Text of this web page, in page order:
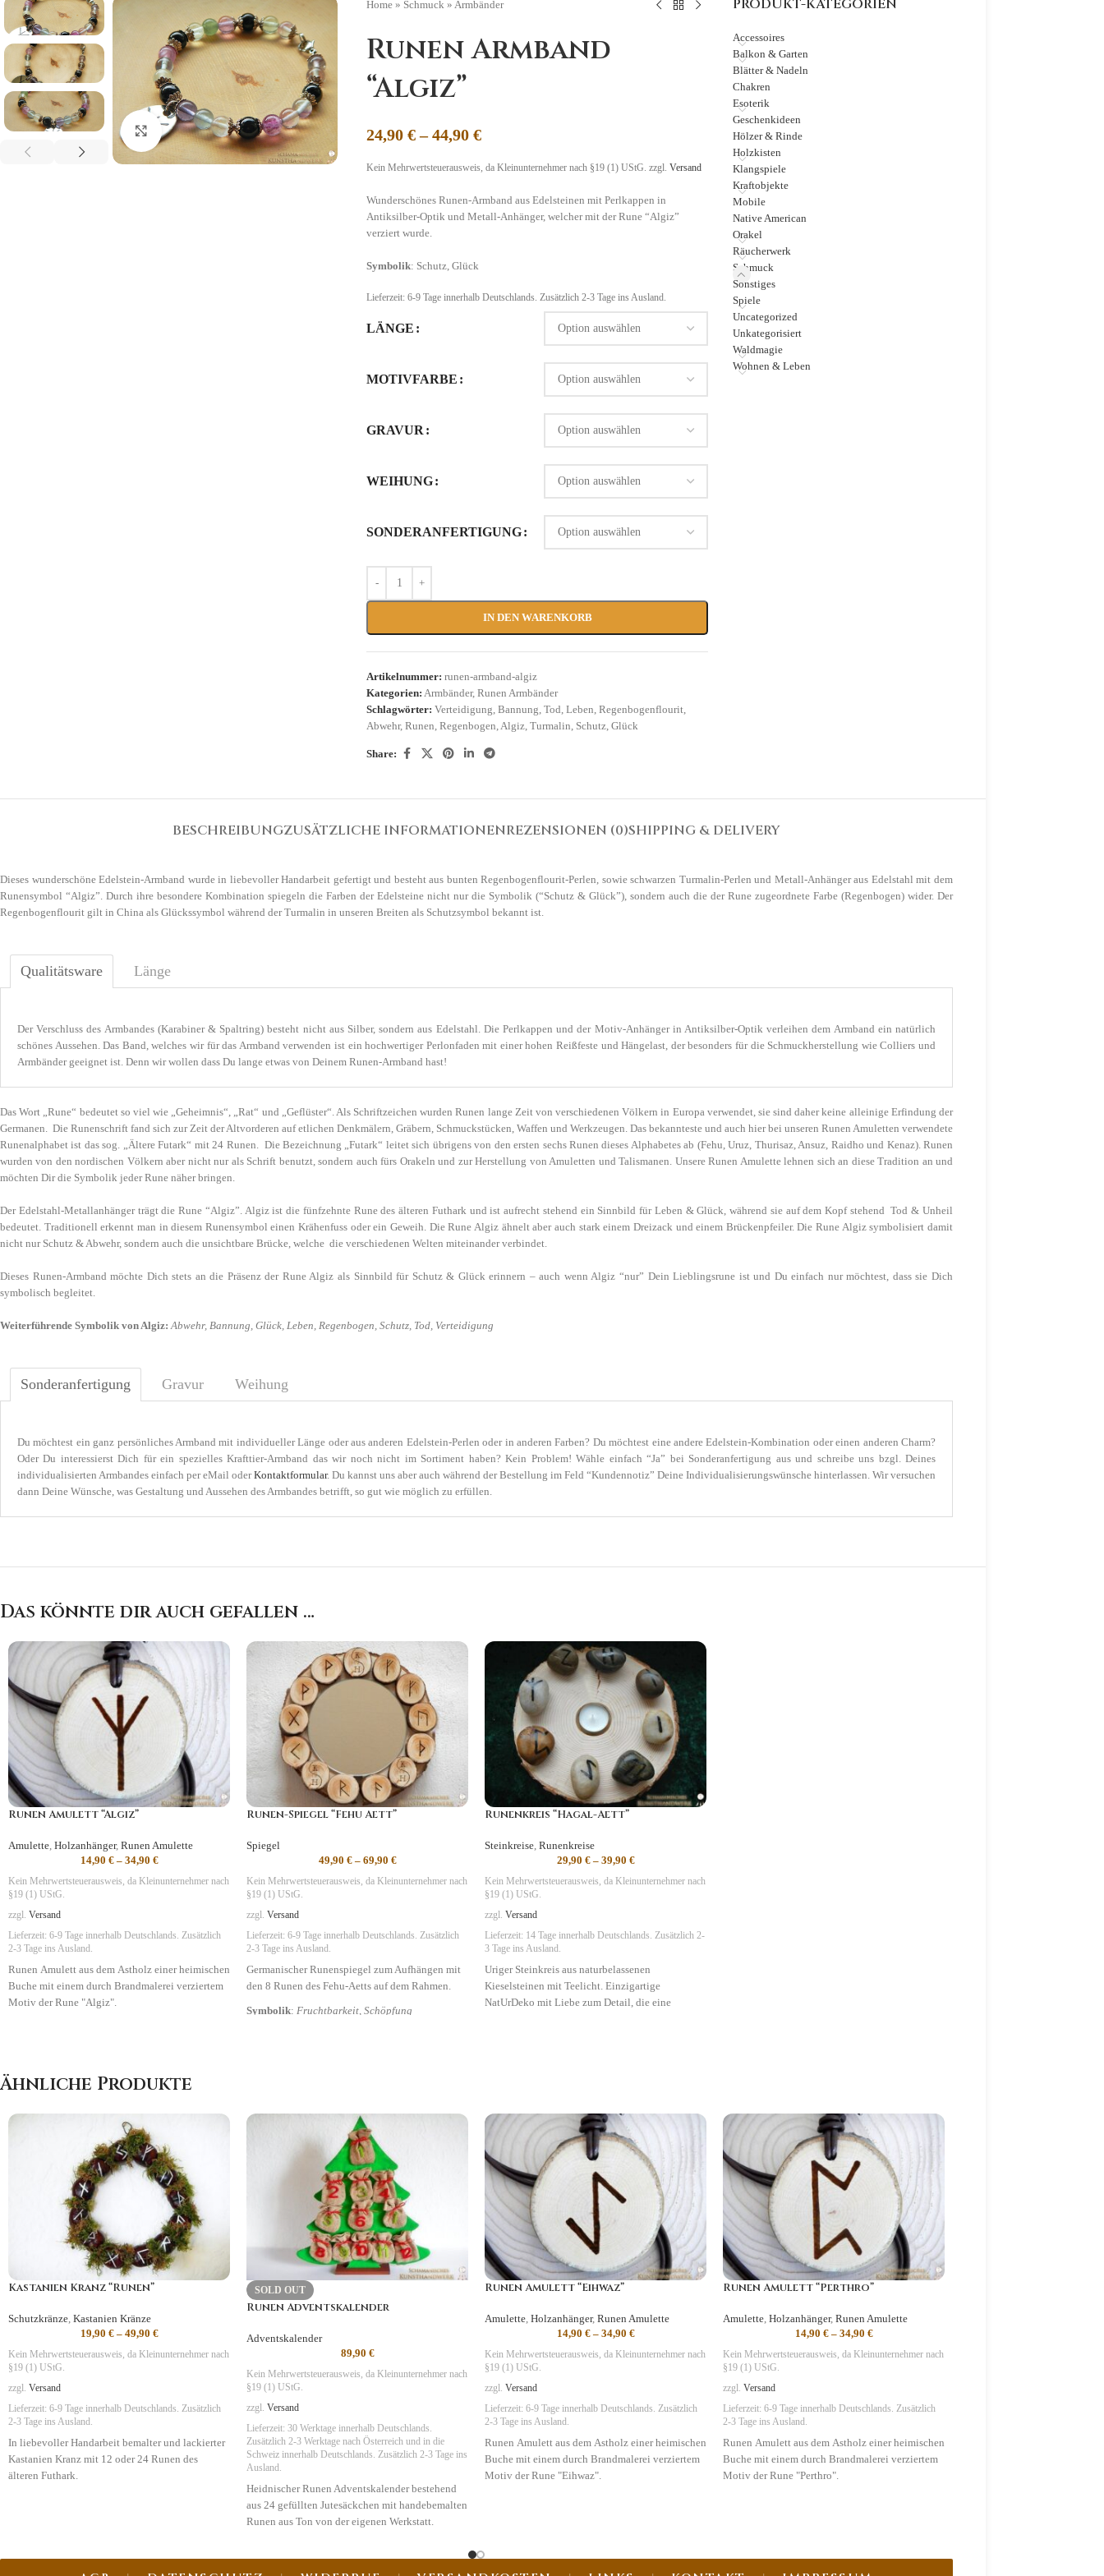
Click to enlarge
Home » Schmuck »Armbänder
Runen Armband
“Algiz”
24,90€–44,90€
Kein Mehrwertsteuerausweis, da Kleinunternehmer nach §19 (1) UStG. zzgl.Versand
Wunderschönes Runen-Armband aus Edelsteinen mit Perlkappen in
Antiksilber-Optik und Metall-Anhänger, welcher mit der Rune “Algiz”
verziert wurde.
Symbolik: Schutz, Glück
Lieferzeit:6-9 Tage innerhalb Deutschlands. Zusätzlich 2-3 Tage ins Ausland.
LÄNGE
MOTIVFARBE
GRAVUR
WEIHUNG
SONDERANFERTIGUNG
IN DEN WARENKORB
Artikelnummer:runen-armband-algiz
Kategorien: Armbänder, Runen Armbänder
Schlagwörter: Verteidigung Bannung Tod Leben Regenbogenflourit
Abwehr, Runen Regenbogen Algiz Turmalin Schutz Glück
Share:
PRODUKT-KATEGORIEN
Accessoires
Balkon & Garten
Blätter & Nadeln
Chakren
Esoterik
Geschenkideen
Hölzer & Rinde
Holzkisten
Klangspiele
Kraftobjekte
Mobile
Native American
Orakel
Räucherwerk
Schmuck
Sonstiges
Spiele
Uncategorized
Unkategorisiert
Waldmagie
Wohnen & Leben
BESCHREIBUNGZUSÄTZLICHE INFORMATIONENREZENSIONEN (0)SHIPPING & DELIVERY
Dieses wunderschöne Edelstein-Armband wurde in liebevoller Handarbeit gefertigt und besteht aus bunten Regenbogenflourit-Perlen, sowie schwarzen Turmalin-Perlen und Metall-Anhänger aus Edelstahl mit dem
Runensymbol “Algiz”. Durch ihre besondere Kombination spiegeln die Farben der Edelsteine nicht nur die Symbolik (“Schutz & Glück”), sondern auch die der Rune zugeordnete Farbe (Regenbogen) wider. Der
Regenbogenflourit gilt in China als Glückssymbol während der Turmalin in unseren Breiten als Schutzsymbol bekannt ist.
Qualitätsware Länge
Der Verschluss des Armbandes (Karabiner & Spaltring) besteht nicht aus Silber, sondern aus Edelstahl. Die Perlkappen und der Motiv-Anhänger in Antiksilber-Optik verleihen dem Armband ein natürlich
schönes Aussehen. Das Band, welches wir für das Armband verwenden ist ein hochwertiger Perlonfaden mit einer hohen Reißfeste und Hängelast, der besonders für die Schmuckherstellung wie Colliers und
Armbänder geeignet ist. Denn wir wollen dass Du lange etwas von Deinem Runen-Armband hast!
Das Wort „Rune“ bedeutet so viel wie „Geheimnis“, „Rat“ und „Geflüster“. Als Schriftzeichen wurden Runen lange Zeit von verschiedenen Völkern in Europa verwendet, sie sind daher keine alleinige Erfindung der
Germanen. Die Runenschrift fand sich zur Zeit der Altvorderen auf etlichen Denkmälern, Gräbern, Schmuckstücken, Waffen und Werkzeugen. Das bekannteste und auch hier bei unseren Runen Amuletten verwendete
Runenalphabet ist das sog. „Ältere Futark“ mit 24 Runen. Die Bezeichnung „Futark“ leitet sich übrigens von den ersten sechs Runen dieses Alphabetes ab (Fehu, Uruz, Thurisaz, Ansuz, Raidho und Kenaz). Runen
wurden von den nordischen Völkern aber nicht nur als Schrift benutzt, sondern auch fürs Orakeln und zur Herstellung von Amuletten und Talismanen. Unsere Runen Amulette lehnen sich an diese Tradition an und
möchten Dir die Symbolik jeder Rune näher bringen.
Der Edelstahl-Metallanhänger trägt die Rune “Algiz”. Algiz ist die fünfzehnte Rune des älteren Futhark und ist aufrecht stehend ein Sinnbild für Leben & Glück, während sie auf dem Kopf stehend Tod & Unheil
bedeutet. Traditionell erkennt man in diesem Runensymbol einen Krähenfuss oder ein Geweih. Die Rune Algiz ähnelt aber auch stark einem Dreizack und einem Brückenpfeiler. Die Rune Algiz symbolisiert damit
nicht nur Schutz & Abwehr, sondern auch die unsichtbare Brücke, welche die verschiedenen Welten miteinander verbindet.
Dieses Runen-Armband möchte Dich stets an die Präsenz der Rune Algiz als Sinnbild für Schutz & Glück erinnern – auch wenn Algiz “nur” Dein Lieblingsrune ist und Du einfach nur möchtest, dass sie Dich
symbolisch begleitet.
Weiterführende Symbolik von Algiz: Abwehr, Bannung, Glück, Leben, Regenbogen, Schutz, Tod, Verteidigung
Sonderanfertigung Gravur Weihung
Du möchtest ein ganz persönliches Armband mit individueller Länge oder aus anderen Edelstein-Perlen oder in anderen Farben? Du möchtest eine andere Edelstein-Kombination oder einen anderen Charm?
Oder Du interessierst Dich für ein spezielles Krafttier-Armband das wir noch nicht im Sortiment haben? Kein Problem! Wähle einfach “Ja” bei Sonderanfertigung aus und schreibe uns bzgl. Deines
individualisierten Armbandes einfach per eMail oderKontaktformular. Du kannst uns aber auch während der Bestellung im Feld “Kundennotiz” Deine Individualisierungswünsche hinterlassen. Wir versuchen
dann Deine Wünsche, was Gestaltung und Aussehen des Armbandes betrifft, so gut wie möglich zu erfüllen.
Das könnte dir auch gefallen …
Runen Amulett “Algiz”
Amulette, Holzanhänger, Runen Amulette
14,90 €– 34,90 €
Kein Mehrwertsteuerausweis, da Kleinunternehmer nach
§19 (1) UStG.
zzgl. Versand
Lieferzeit: 6-9 Tage innerhalb Deutschlands. Zusätzlich
2-3 Tage ins Ausland.
Runen Amulett aus dem Astholz einer heimischen
Buche mit einem durch Brandmalerei verziertem
Motiv der Rune "Algiz".
Runen-Spiegel “Fehu Aett”
Spiegel
49,90 €– 69,90 €
Kein Mehrwertsteuerausweis, da Kleinunternehmer nach
§19 (1) UStG.
zzgl. Versand
Lieferzeit: 6-9 Tage innerhalb Deutschlands. Zusätzlich
2-3 Tage ins Ausland.
Germanischer Runenspiegel zum Aufhängen mit
den 8 Runen des Fehu-Aetts auf dem Rahmen.
Symbolik: Fruchtbarkeit, Schöpfung
Runenkreis “Hagal-Aett”
Steinkreise, Runenkreise
29,90 €– 39,90 €
Kein Mehrwertsteuerausweis, da Kleinunternehmer nach
§19 (1) UStG.
zzgl. Versand
Lieferzeit: 14 Tage innerhalb Deutschlands. Zusätzlich 2-
3 Tage ins Ausland.
Uriger Steinkreis aus naturbelassenen
Kieselsteinen mit Teelicht. Einzigartige
NatUrDeko mit Liebe zum Detail, die eine
Ähnliche Produkte
Kastanien Kranz “Runen”
Schutzkränze Kastanien Kränze
19,90 €– 49,90 €
Kein Mehrwertsteuerausweis, da Kleinunternehmer nach
§19 (1) UStG.
zzgl. Versand
Lieferzeit: 6-9 Tage innerhalb Deutschlands. Zusätzlich
2-3 Tage ins Ausland.
In liebevoller Handarbeit bemalter und lackierter
Kastanien Kranz mit 12 oder 24 Runen des
älteren Futhark.
SOLD OUT
Runen Adventskalender
Adventskalender
89,90 €
Kein Mehrwertsteuerausweis, da Kleinunternehmer nach
§19 (1) UStG.
zzgl. Versand
Lieferzeit: 30 Werktage innerhalb Deutschlands.
Zusätzlich 2-3 Werktage nach Österreich und in die
Schweiz innerhalb Deutschlands. Zusätzlich 2-3 Tage ins
Ausland.
Heidnischer Runen Adventskalender bestehend
aus 24 gefüllten Jutesäckchen mit handebemalten
Runen aus Ton von der eigenen Werkstatt.
Runen Amulett “Eihwaz”
Amulette Holzanhänger, Runen Amulette
14,90 €– 34,90 €
Kein Mehrwertsteuerausweis, da Kleinunternehmer nach
§19 (1) UStG.
zzgl. Versand
Lieferzeit: 6-9 Tage innerhalb Deutschlands. Zusätzlich
2-3 Tage ins Ausland.
Runen Amulett aus dem Astholz einer heimischen
Buche mit einem durch Brandmalerei verziertem
Motiv der Rune "Eihwaz".
Runen Amulett “Perthro”
Amulette Holzanhänger, Runen Amulette
14,90 €– 34,90 €
Kein Mehrwertsteuerausweis, da Kleinunternehmer nach
§19 (1) UStG.
zzgl. Versand
Lieferzeit: 6-9 Tage innerhalb Deutschlands. Zusätzlich
2-3 Tage ins Ausland.
Runen Amulett aus dem Astholz einer heimischen
Buche mit einem durch Brandmalerei verziertem
Motiv der Rune "Perthro".